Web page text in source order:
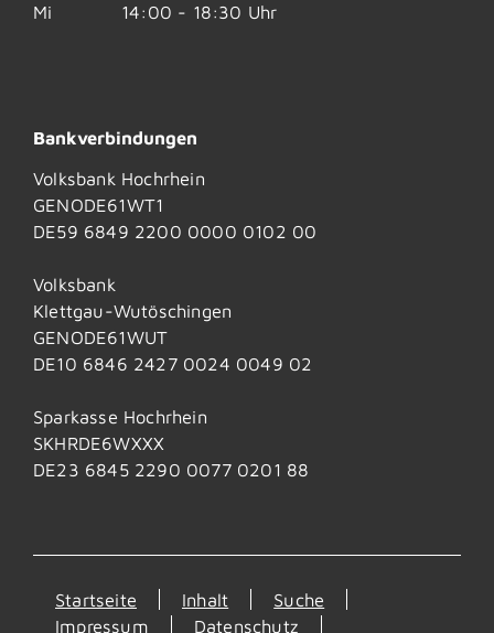
Mi
14:00 - 18:30 Uhr
Bankverbindungen
Volksbank Hochrhein
GENODE61WT1
DE59 6849 2200 0000 0102 00
Volksbank
Klettgau-Wutöschingen
GENODE61WUT
DE10 6846 2427 0024 0049 02
Sparkasse Hochrhein
SKHRDE6WXXX
DE23 6845 2290 0077 0201 88
Startseite Inhalt
Suche
Impressum
Datenschutz